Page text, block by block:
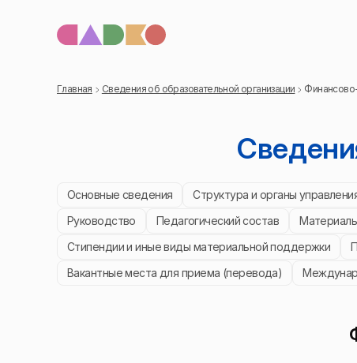
Главная Сведения об образовательной организации Финансово-
Основные сведения Структура и органы
Руководство
Педагогический состав
Стипендии и иные виды материальной поддержки
Вакантные места для приема (перевода)